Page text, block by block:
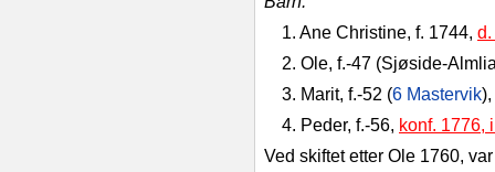
1. Ane Christine, f. 1744, d.
2. Ole, f.-47 (Sjøside-
3. Marit, f.-52 (6 Mastervik),
4. Peder, f.-56, konf. 1776,
Ved skiftet etter Ole 1760,